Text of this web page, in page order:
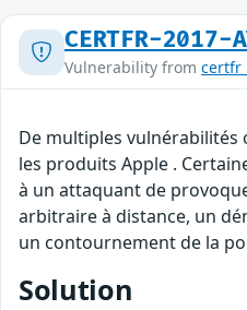
CERTFR-2017-
Vulnerability from
De multiples vulnérabilités
les produits Apple .
à un attaquant de
arbitraire à distance, un
un contournement de la
Solution